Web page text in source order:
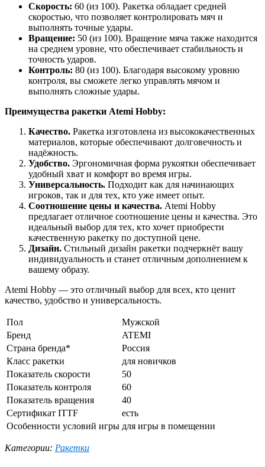
Скорость: 60 (из 100). Ракетка обладает средней
скоростью, что позволяет контролировать мяч и
выполнять точные удары.
Вращение: 50 (из 100). Вращение мяча также находится
на среднем уровне, что обеспечивает стабильность и
точность ударов.
Контроль: 80 (из 100). Благодаря высокому уровню
контроля, вы сможете легко управлять мячом и
выполнять сложные удары.
Преимущества ракетки Atemi Hobby:
Качество. Ракетка изготовлена из высококачественных
материалов, которые обеспечивают долговечность и
надёжность.
Удобство. Эргономичная форма рукоятки обеспечивает
удобный хват и комфорт во время игры.
Универсальность. Подходит как для начинающих
игроков, так и для тех, кто уже имеет опыт.
Соотношение цены и качества. Atemi Hobby
предлагает отличное соотношение цены и качества. Это
идеальный выбор для тех, кто хочет приобрести
качественную ракетку по доступной цене.
Дизайн. Стильный дизайн ракетки подчеркнёт вашу
индивидуальность и станет отличным дополнением к
вашему образу.
Atemi Hobby — это отличный выбор для всех, кто ценит
качество, удобство и универсальность.
Пол
Мужской
Бренд
ATEMI
Страна бренда*
Россия
Класс ракетки
для новичков
Показатель скорости
50
Показатель контроля
60
Показатель вращения
40
Сертификат ITTF
есть
Особенности условий игры для игры в помещении
Категории: Ракетки